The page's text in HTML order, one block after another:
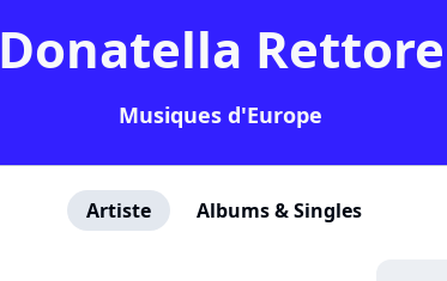
Donatella Rettore
Musiques d'Europe
Artiste Albums & Singles